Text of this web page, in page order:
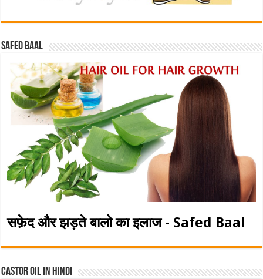
Safed baal
सफ़ेद और झड़ते बालो का इलाज - Safed Baal
Castor Oil In Hindi